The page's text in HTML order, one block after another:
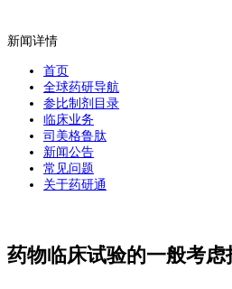
新闻详情
首页
全球药研导航
参比制剂目录
临床业务
司美格鲁肽
新闻公告
常见问题
关于药研通
药物临床试验的一般考虑